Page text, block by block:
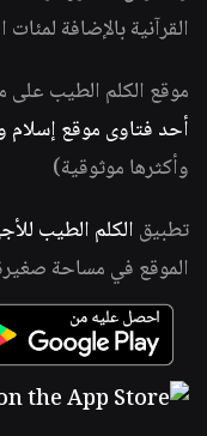
القرآنية بالإضافة
موقع الكلم الطيب على
أحد فتاوى موقع
وأكثرها موثوقية)
تطبيق الكلم الطيب
الموقع في مساحة